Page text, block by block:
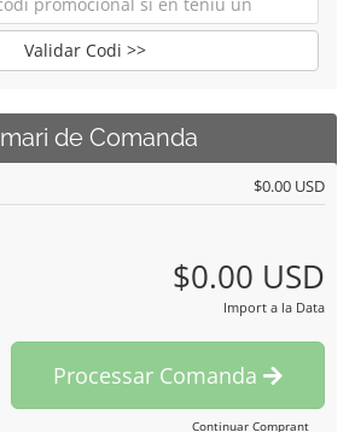
Validar Codi >>
de Comanda
$0.00 USD
$0.00 USD
Import a la Data
Processar Comanda
Continuar Comprant